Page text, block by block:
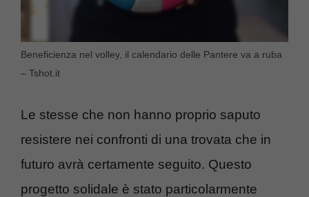
Beneficienza nel volley, il calendario delle Pantere va a ruba
– Tshot.it
Le stesse che non hanno proprio saputo
resistere nei confronti di una trovata che in
futuro avrà certamente seguito. Questo
progetto solidale è stato particolarmente